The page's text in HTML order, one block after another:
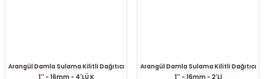
Arangül Damla Sulama Kilitli Dağıtıcı
1'' - 16mm - 4'LÜ K
Arangül Damla Sulama Kilitli Dağıtıcı
1'' - 16mm - 2'Lİ